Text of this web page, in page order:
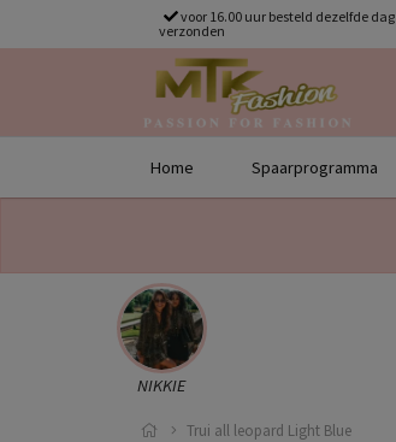
voor 16.00 uur besteld dezelfde dag
verzonden
Home Spaarprogramma
NIKKIE
Trui all leopard Light Blue